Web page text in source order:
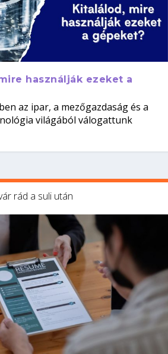
használják ezeket a
az ipar, a mezőgazdaság és a
világából válogattunk
rád a suli után